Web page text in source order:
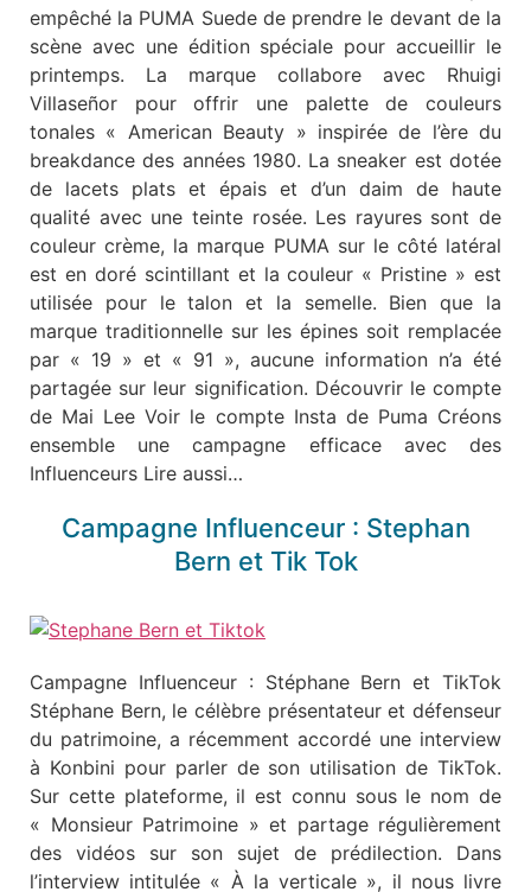
empêché la PUMA Suede de prendre le devant de la
scène avec une édition spéciale pour accueillir le
printemps. La marque collabore avec Rhuigi
Villaseñor pour offrir une palette de couleurs
tonales « American Beauty » inspirée de l’ère du
breakdance des années 1980. La sneaker est dotée
de lacets plats et épais et d’un daim de haute
qualité avec une teinte rosée. Les rayures sont de
couleur crème, la marque PUMA sur le côté latéral
est en doré scintillant et la couleur « Pristine » est
utilisée pour le talon et la semelle. Bien que la
marque traditionnelle sur les épines soit remplacée
par « 19 » et « 91 », aucune information n’a été
partagée sur leur signification. Découvrir le compte
de Mai Lee Voir le compte Insta de Puma Créons
ensemble une campagne efficace avec des
Influenceurs Lire aussi…
Campagne Influenceur : Stephan
Bern et Tik Tok
Campagne Influenceur : Stéphane Bern et TikTok
Stéphane Bern, le célèbre présentateur et défenseur
du patrimoine, a récemment accordé une interview
à Konbini pour parler de son utilisation de TikTok.
Sur cette plateforme, il est connu sous le nom de
« Monsieur Patrimoine » et partage régulièrement
des vidéos sur son sujet de prédilection. Dans
l’interview intitulée « À la verticale », il nous livre